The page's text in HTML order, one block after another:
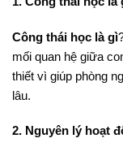
Công thái học là gì
mối quan hệ giữa
thiết vì giúp phòng
lâu.
2. Nguyên lý hoạt